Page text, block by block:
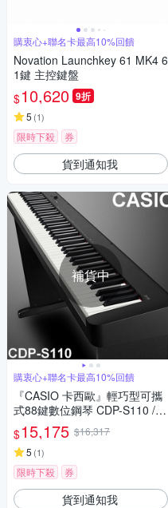
購衷心+聯名卡最高10%回饋
Novation Launchkey 61 MK4 6
1鍵 主控鍵盤
$10,620 9折
5 (1)
限時下殺 券
貨到通知我
補貨中
購衷心+聯名卡最高10%回饋
『CASIO 卡西歐』輕巧型可攜
式88鍵數位鋼琴 CDP-S110 /
含琴架、琴椅 / 公司貨保固
$15,175 $16,317
5 (1)
限時下殺 券
貨到通知我